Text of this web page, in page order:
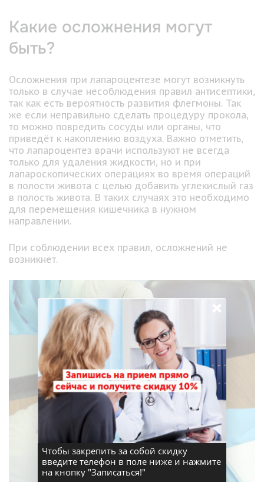
Какие осложнения могут
быть?
Осложнения при лапароцентезе могут возникнуть
только в случае несоблюдения правил антисептики,
так как есть вероятность развития флегмоны. Так
же если неправильно сделать процедуру прокола,
то можно повредить сосуды или органы, что
приведёт к накоплению воздуха. Важно отметить,
что лапароцентез врачи используют не всегда
только для удаления жидкости, но и при
лапароскопических операциях во время операций
в полости живота с целью добавить углекислый газ
в полость живота. В таких случаях это необходимо
для перемещения кишечника в нужном
направлении.
При соблюдении всех правил, осложнений не
возникнет.
×
Чтобы закрепить за собой скидку
введите телефон в поле ниже и нажмите
на кнопку "Записаться!"